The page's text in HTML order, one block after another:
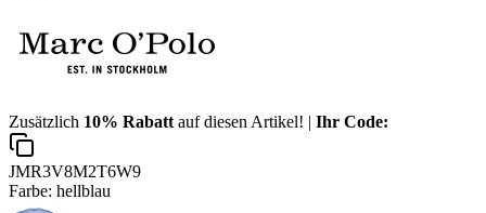
Zusätzlich 10% Rabatt auf diesen Artikel! | Ihr Code:
JMR3V8M2T6W9
Farbe: hellblau